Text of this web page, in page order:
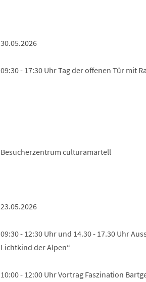
30.05.2026
09:30 - 17:30 Uhr Tag der offenen Tür mit
Besucherzentrum culturamartell
23.05.2026
09:30 - 12:30 Uhr und 14.30 - 17.30 Uhr
Lichtkind der Alpen“
10:00 - 12:00 Uhr Vortrag Faszination